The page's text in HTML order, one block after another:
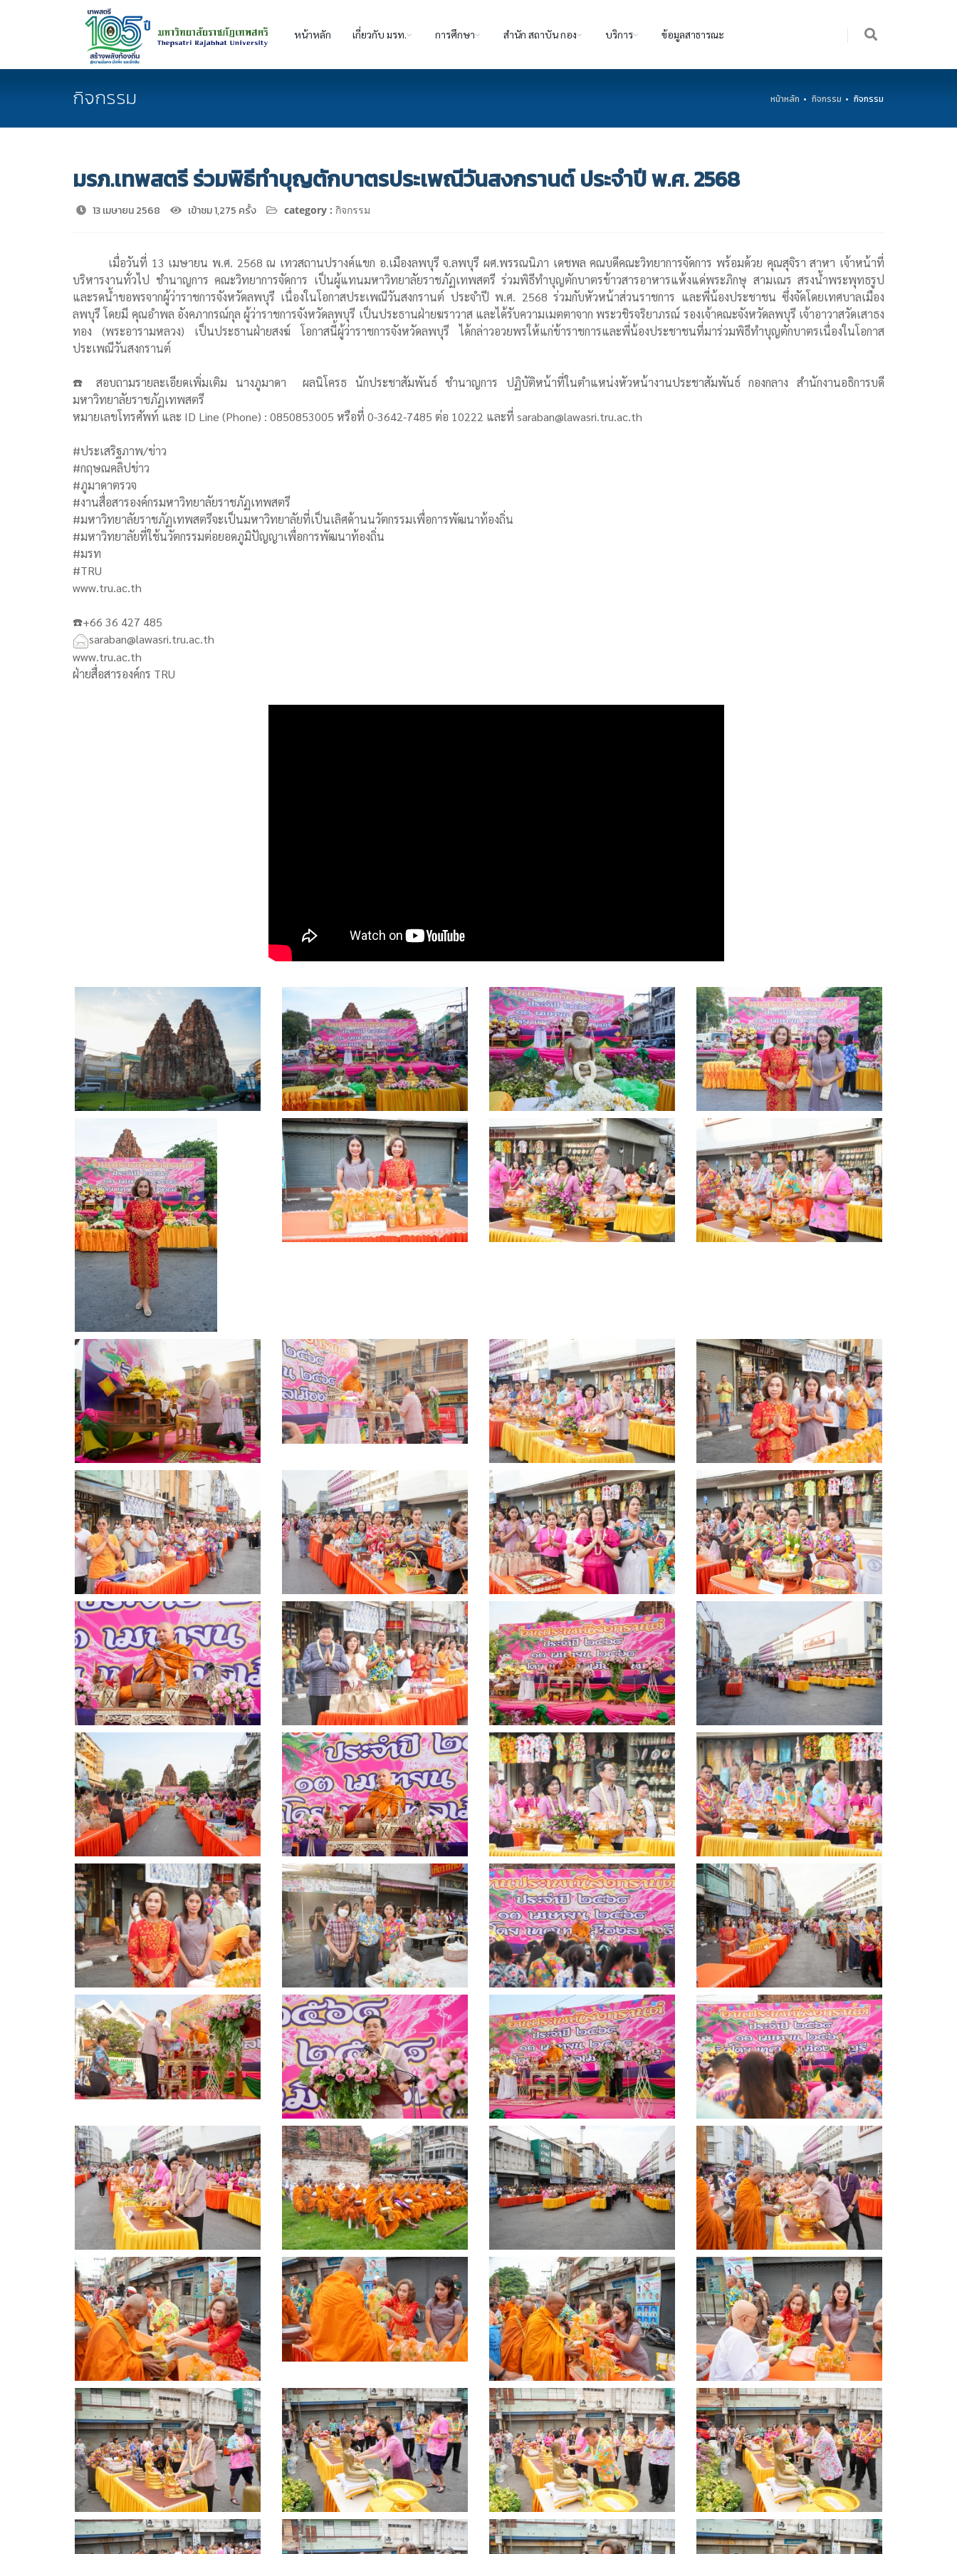
หน้าหลัก เกี่ยวกับ มรท. การศึกษา สำนัก สถาบัน กอง บริการ ข้อมูลสาธารณะ
กิจกรรม หน้าหลัก กิจกรรม กิจกรรม
มรภ.เทพสตรี ร่วมพิธีทำบุญตักบาตรประเพณีวันสงกรานต์ ประจำปี พ.ศ. 2568
13 เมษายน 2568 เข้าชม 1,275 ครั้ง category : กิจกรรม
เมื่อวันที่ 13 เมษายน พ.ศ. 2568 ณ เทวสถานปรางค์แขก อ.เมืองลพบุรี จ.ลพบุรี ผศ.พรรณนิภา เดชพล คณบดีคณะวิทยาการจัดการ พร้อมด้วย คุณสุจิรา สาหา เจ้าหน้าที่
บริหารงานทั่วไป ชำนาญการ คณะวิทยาการจัดการ เป็นผู้แทนมหาวิทยาลัยราชภัฏเทพสตรี ร่วมพิธีทำบุญตักบาตรข้าวสารอาหารแห้งแด่พระภิกษุ สามเณร สรงน้ำพระพุทธรูป
และรดน้ำขอพรจากผู้ว่าราชการจังหวัดลพบุรี เนื่องในโอกาสประเพณีวันสงกรานต์ ประจำปี พ.ศ. 2568 ร่วมกับหัวหน้าส่วนราชการ และพี่น้องประชาชน ซึ่งจัดโดยเทศบาลเมือง
ลพบุรี โดยมี คุณอำพล อังคภากรณ์กุล ผู้ว่าราชการจังหวัดลพบุรี เป็นประธานฝ่ายฆราวาส และได้รับความเมตตาจาก พระวชิรจริยาภรณ์ รองเจ้าคณะจังหวัดลพบุรี เจ้าอาวาสวัดเสาธง
ทอง (พระอารามหลวง) เป็นประธานฝ่ายสงฆ์ โอกาสนี้ผู้ว่าราชการจังหวัดลพบุรี ได้กล่าวอวยพรให้แก่ข้าราชการและพี่น้องประชาชนที่มาร่วมพิธีทำบุญตักบาตรเนื่องในโอกาส
ประเพณีวันสงกรานต์
☎️ สอบถามรายละเอียดเพิ่มเติม นางภูมาดา ผลนิโครธ นักประชาสัมพันธ์ ชำนาญการ ปฏิบัติหน้าที่ในตำแหน่งหัวหน้างานประชาสัมพันธ์ กองกลาง สำนักงานอธิการบดี
มหาวิทยาลัยราชภัฏเทพสตรี
หมายเลขโทรศัพท์ และ ID Line (Phone) : 0850853005 หรือที่ 0-3642-7485 ต่อ 10222 และที่ saraban@lawasri.tru.ac.th
#ประเสริฐภาพ/ข่าว
#กฤษณคลิปข่าว
#ภูมาดาตรวจ
#งานสื่อสารองค์กรมหาวิทยาลัยราชภัฏเทพสตรี
#มหาวิทยาลัยราชภัฏเทพสตรีจะเป็นมหาวิทยาลัยที่เป็นเลิศด้านนวัตกรรมเพื่อการพัฒนาท้องถิ่น
#มหาวิทยาลัยที่ใช้นวัตกรรมต่อยอดภูมิปัญญาเพื่อการพัฒนาท้องถิ่น
#มรท
#TRU
www.tru.ac.th
☎️+66 36 427 485
saraban@lawasri.tru.ac.th
www.tru.ac.th
ฝ่ายสื่อสารองค์กร TRU